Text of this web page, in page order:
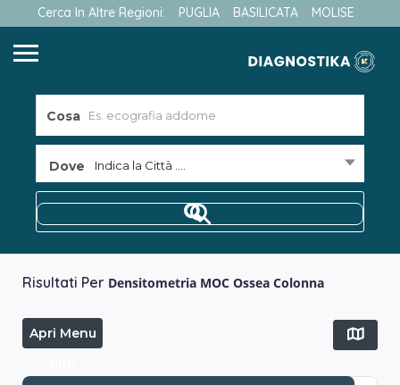
Cerca In Altre Regioni: PUGLIA BASILICATA MOLISE
Cosa
Dove Indica la Città ....
Risultati Per Densitometria MOC Ossea Colonna
Apri Menu